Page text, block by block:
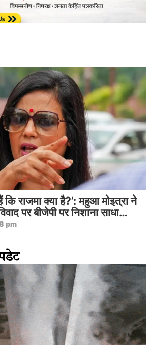
कि राजमा क्या है?’: महुआ मोइत्रा ने
पर बीजेपी पर निशाना साधा…
pm